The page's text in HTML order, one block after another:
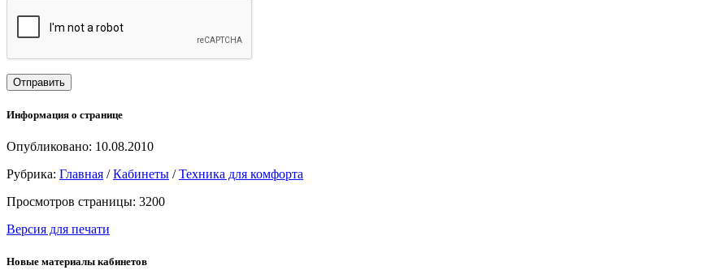
Информация о странице
Опубликовано: 10.08.2010
Рубрика: Главная /Кабинеты /Техника для комфорта
Просмотров страницы: 3200
Версия для печати
Новые материалы кабинетов